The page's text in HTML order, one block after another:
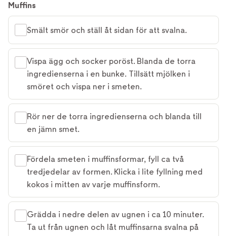
Muffins
Smält smör och ställ åt sidan för att svalna.
Vispa ägg och socker poröst. Blanda de torra
ingredienserna i en bunke. Tillsätt mjölken i
smöret och vispa ner i smeten.
Rör ner de torra ingredienserna och blanda till
en jämn smet.
Fördela smeten i muffinsformar, fyll ca två
tredjedelar av formen. Klicka i lite fyllning med
kokos i mitten av varje muffinsform.
Grädda i nedre delen av ugnen i ca 10 minuter.
Ta ut från ugnen och låt muffinsarna svalna på